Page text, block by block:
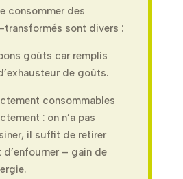
consommer des
transformés sont divers :
goûts car remplis
de goûts.
consommables
: on n’a pas
il suffit de retirer
d’enfourner – gain de